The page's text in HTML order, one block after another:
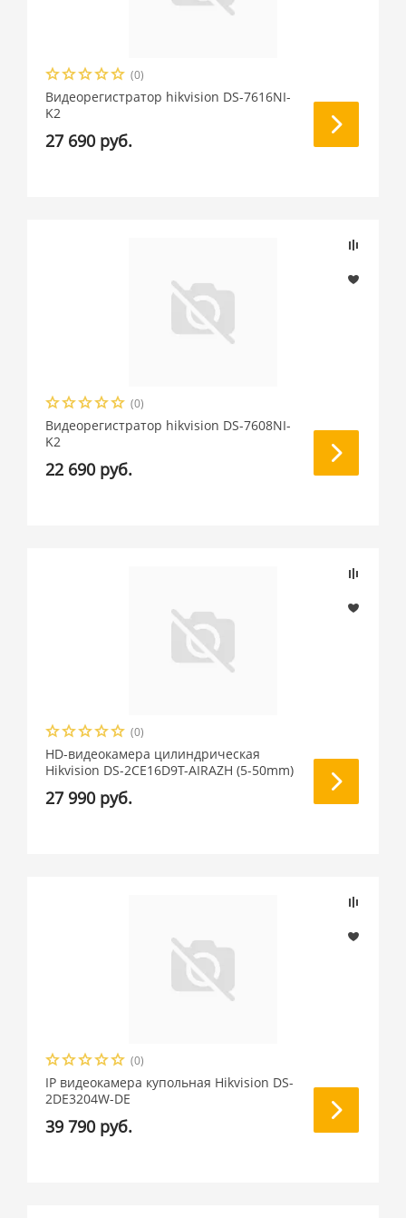
(0)
Видеорегистратор hikvision DS-7616NI-
K2
27 690 руб.
(0)
Видеорегистратор hikvision DS-7608NI-
K2
22 690 руб.
(0)
HD-видеокамера цилиндрическая
Hikvision DS-2CE16D9T-AIRAZH (5-50mm)
27 990 руб.
(0)
IP видеокамера купольная Hikvision DS-
2DE3204W-DE
39 790 руб.